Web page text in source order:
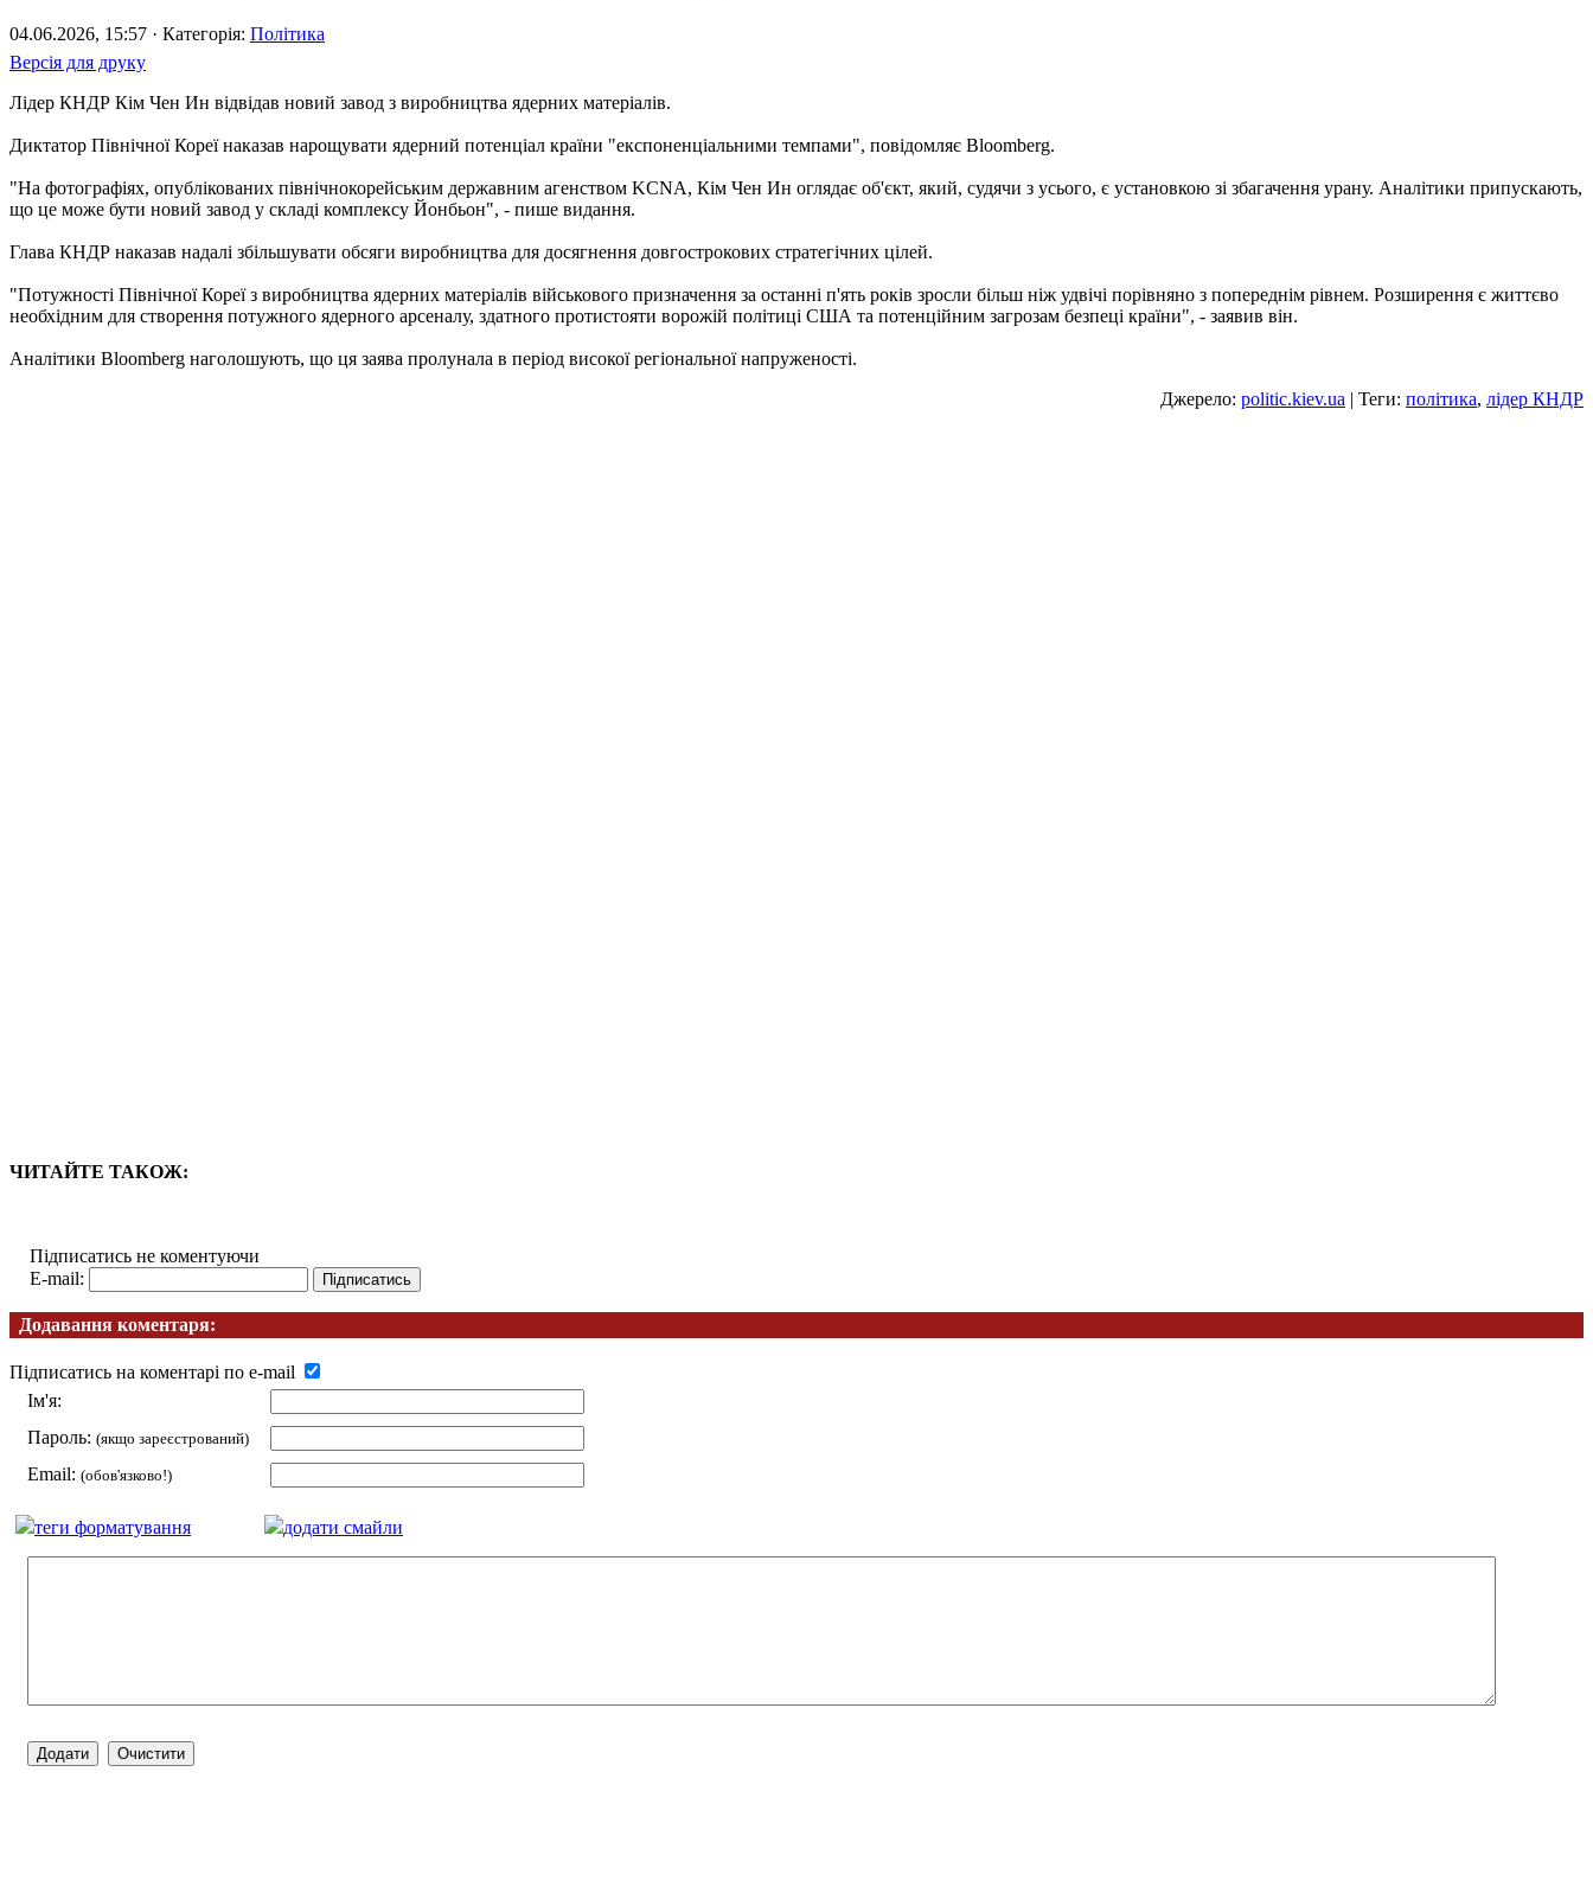
04.06.2026, 15:57 · Категорія: Політика
Версія для друку
Лідер КНДР Кім Чен Ин відвідав новий завод з виробництва ядерних матеріалів.
Диктатор Північної Кореї наказав нарощувати ядерний потенціал країни "експоненціальними темпами", повідомляє Bloomberg.
"На фотографіях, опублікованих північнокорейським державним агенством KCNA, Кім Чен Ин оглядає об'єкт, який, судячи з усього, є установкою зі збагачення урану. Аналітики припускають,
що це може бути новий завод у складі комплексу Йонбьон", - пише видання.
Глава КНДР наказав надалі збільшувати обсяги виробництва для досягнення довгострокових стратегічних цілей.
"Потужності Північної Кореї з виробництва ядерних матеріалів військового призначення за останні п'ять років зросли більш ніж удвічі порівняно з попереднім рівнем. Розширення є життєво
необхідним для створення потужного ядерного арсеналу, здатного протистояти ворожій політиці США та потенційним загрозам безпеці країни", - заявив він.
Аналітики Bloomberg наголошують, що ця заява пролунала в період високої регіональної напруженості.
Джерело: politic.kiev.ua | Теги: політика, лідер КНДР
ЧИТАЙТЕ ТАКОЖ:
Підписатись не коментуючи
E-mail:
Додавання коментаря:
Підписатись на коментарі по e-mail
Ім'я:
Пароль: (якщо зареєстрований)
Email: (обов'язково!)
теги форматування додати смайли